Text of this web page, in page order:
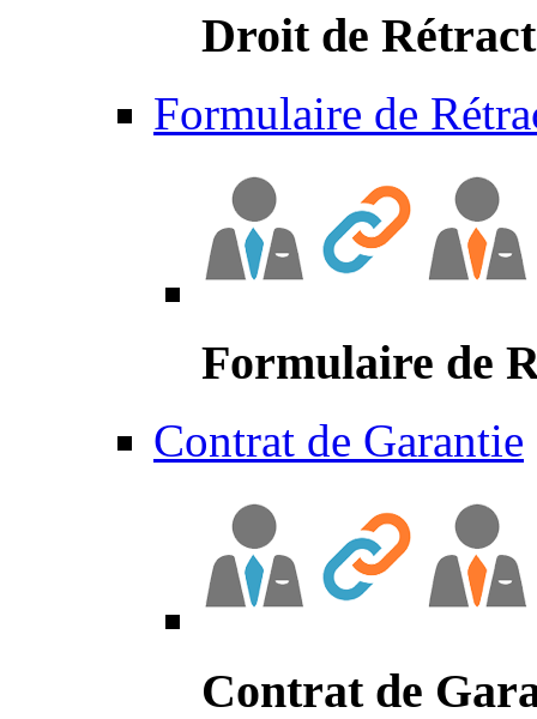
Droit de
Formulaire de
Formulaire de
Contrat de Garantie
Contrat de